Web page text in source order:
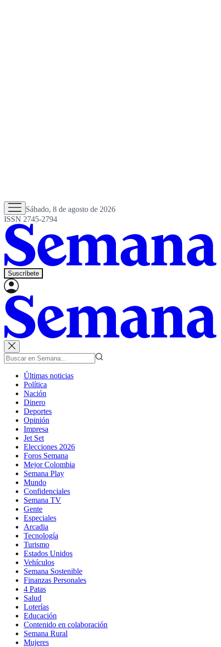
Sábado, 8 de agosto de 2026
ISSN 2745-2794
Suscríbete
Últimas noticias
Política
Nación
Dinero
Deportes
Opinión
Impresa
Jet Set
Elecciones 2026
Foros Semana
Mejor Colombia
Semana Play
Mundo
Confidenciales
Semana TV
Gente
Especiales
Arcadia
Tecnología
Turismo
Estados Unidos
Vehículos
Semana Sostenible
Finanzas Personales
4 Patas
Salud
Loterías
Educación
Contenido en colaboración
Semana Rural
Mujeres